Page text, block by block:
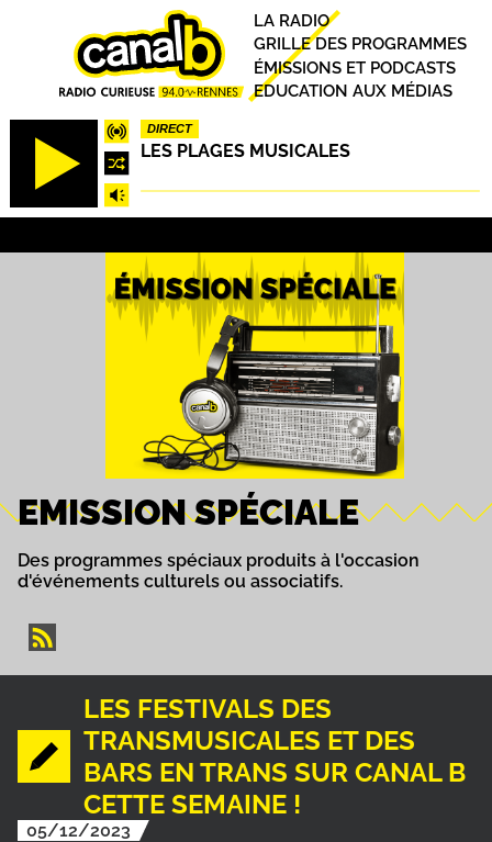
DIRECT
LES PLAGES MUSICALES
Principal
LA RADIO
GRILLE DES PROGRAMMES
ÉMISSIONS ET PODCASTS
EDUCATION AUX MÉDIAS
EMISSION SPÉCIALE
Des programmes spéciaux produits à l'occasion
d'événements culturels ou associatifs.
LES FESTIVALS DES
TRANSMUSICALES ET DES
BARS EN TRANS SUR CANAL B
CETTE SEMAINE !
05/12/2023